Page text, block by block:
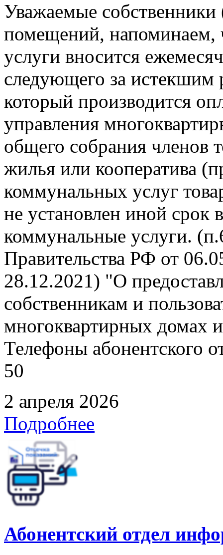
Уважаемые
помещений, напоминаем,
услуги вносится
следующего за истекшим
который производится
управления
общего собрания членов
жилья или кооператива
коммунальных услуг
не установлен иной срок
коммунальные услуги.
Правительства РФ от
28.12.2021) "О
собственникам и
многоквартирных домах
Телефоны абонентского
50
2 апреля 2026
Подробнее
Абонентский отдел